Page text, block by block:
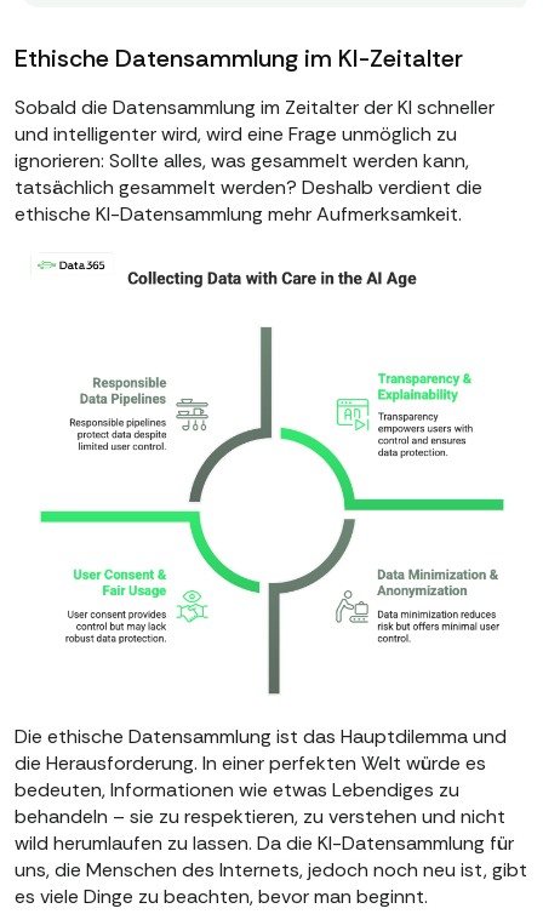
Ethische Datensammlung im KI-Zeitalter
Sobald die Datensammlung im Zeitalter der KI schneller
und intelligenter wird, wird eine Frage unmöglich zu
ignorieren: Sollte alles, was gesammelt werden kann,
tatsächlich gesammelt werden? Deshalb verdient die
ethische KI-Datensammlung mehr Aufmerksamkeit.
Die ethische Datensammlung ist das Hauptdilemma und
die Herausforderung. In einer perfekten Welt würde es
bedeuten, Informationen wie etwas Lebendiges zu
behandeln – sie zu respektieren, zu verstehen und nicht
wild herumlaufen zu lassen. Da die KI-Datensammlung für
uns, die Menschen des Internets, jedoch noch neu ist, gibt
es viele Dinge zu beachten, bevor man beginnt.